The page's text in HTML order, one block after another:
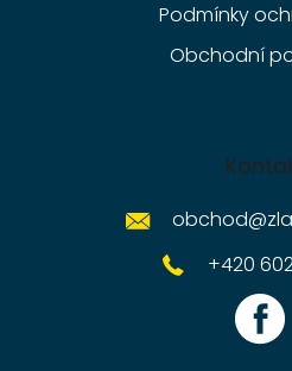
Podmínky
Obchodní
obchod@
+420